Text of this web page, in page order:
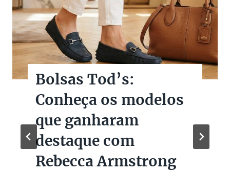
Bolsas Tod’s:
Conheça os modelos
que ganharam
destaque com
Rebecca Armstrong